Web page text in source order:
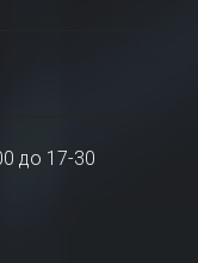
до 17-30